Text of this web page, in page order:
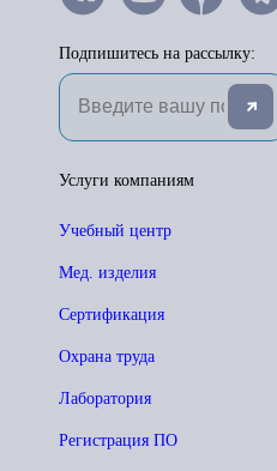
Подпишитесь на рассылку:
Услуги компаниям
Учебный центр
Мед. изделия
Сертификация
Охрана труда
Лаборатория
Регистрация ПО